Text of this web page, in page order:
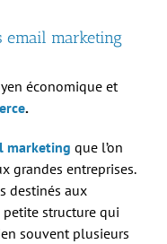
email marketing
économique et
.
marketing que l’on
grandes entreprises.
destinés aux
structure qui
souvent plusieurs